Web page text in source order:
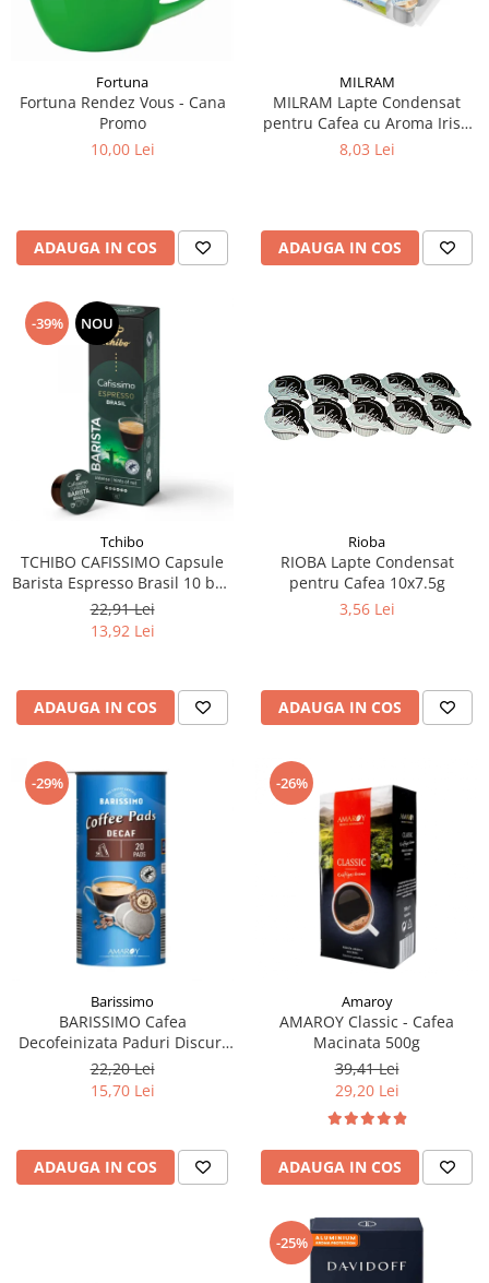
Fortuna
Fortuna Rendez Vous - Cana
Promo
10,00 Lei
ADAUGA IN COS
MILRAM
MILRAM Lapte Condensat
pentru Cafea cu Aroma Irish
Cream 10x14g
8,03 Lei
ADAUGA IN COS
-39% NOU
Tchibo
TCHIBO CAFISSIMO Capsule
Barista Espresso Brasil 10 buc
80g (27.10.2026)
22,91 Lei
13,92 Lei
ADAUGA IN COS
Rioba
RIOBA Lapte Condensat
pentru Cafea 10x7.5g
3,56 Lei
ADAUGA IN COS
-29%
Barissimo
BARISSIMO Cafea
Decofeinizata Paduri Discuri
Senseo 62mm Monodoze
20buc - 140g
22,20 Lei
15,70 Lei
ADAUGA IN COS
-26%
Amaroy
AMAROY Classic - Cafea
Macinata 500g
39,41 Lei
29,20 Lei
ADAUGA IN COS
-25%